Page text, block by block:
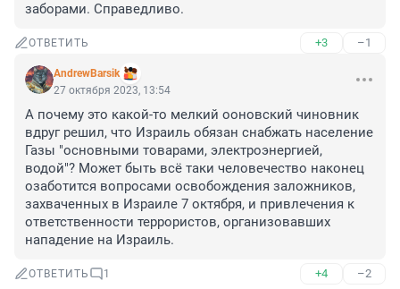
заборами. Справедливо.
ОТВЕТИТЬ +3 –1
AndrewBarsik
27 октября 2023, 13:54
А почему это какой-то мелкий ооновский чиновник
вдруг решил, что Израиль обязан снабжать население
Газы "основными товарами, электроэнергией,
водой"? Может быть всё таки человечество наконец
озаботится вопросами освобождения заложников,
захваченных в Израиле 7 октября, и привлечения к
ответственности террористов, организовавших
нападение на Израиль.
ОТВЕТИТЬ 1 +4 –2